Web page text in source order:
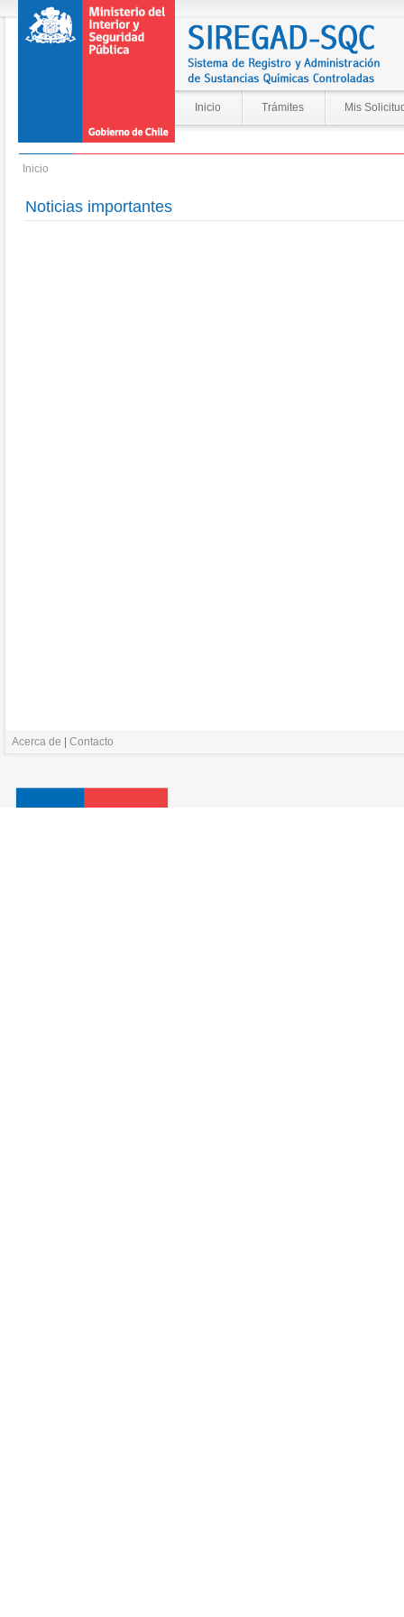
Inicio Trámites Mis
Inicio
Noticias importantes
Acerca de Contacto